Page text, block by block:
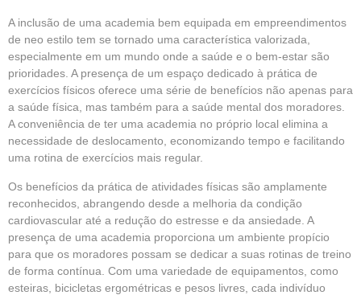
A inclusão de uma academia bem equipada em empreendimentos
de neo estilo tem se tornado uma característica valorizada,
especialmente em um mundo onde a saúde e o bem-estar são
prioridades. A presença de um espaço dedicado à prática de
exercícios físicos oferece uma série de benefícios não apenas para
a saúde física, mas também para a saúde mental dos moradores.
A conveniência de ter uma academia no próprio local elimina a
necessidade de deslocamento, economizando tempo e facilitando
uma rotina de exercícios mais regular.
Os benefícios da prática de atividades físicas são amplamente
reconhecidos, abrangendo desde a melhoria da condição
cardiovascular até a redução do estresse e da ansiedade. A
presença de uma academia proporciona um ambiente propício
para que os moradores possam se dedicar a suas rotinas de treino
de forma contínua. Com uma variedade de equipamentos, como
esteiras, bicicletas ergométricas e pesos livres, cada indivíduo